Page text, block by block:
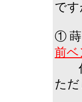
で
① 蒔
前
作
た